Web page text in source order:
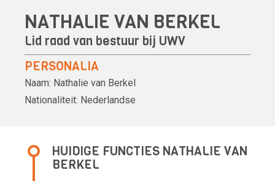
NATHALIE VAN BERKEL
Lid raad van bestuur bij UWV
PERSONALIA
Naam: Nathalie van Berkel
Nationaliteit: Nederlandse
HUIDIGE FUNCTIES NATHALIE VAN
BERKEL